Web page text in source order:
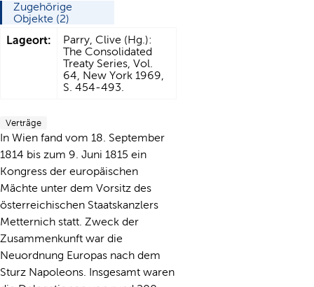
Zugehörige
Objekte (2)
Lageort:
Parry, Clive (Hg.):
The Consolidated
Treaty Series, Vol.
64, New York 1969,
S. 454-493.
Verträge
In Wien fand vom 18. September
1814 bis zum 9. Juni 1815 ein
Kongress der europäischen
Mächte unter dem Vorsitz des
österreichischen Staatskanzlers
Metternich statt. Zweck der
Zusammenkunft war die
Neuordnung Europas nach dem
Sturz Napoleons. Insgesamt waren